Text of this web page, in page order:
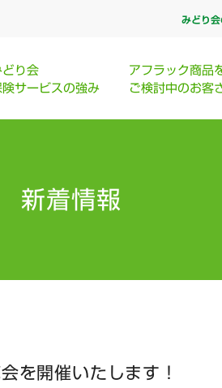
みどり会
どり会
険サービスの強み
アフラック商品
ご検討中のお客
新着情報
を開催いたします！